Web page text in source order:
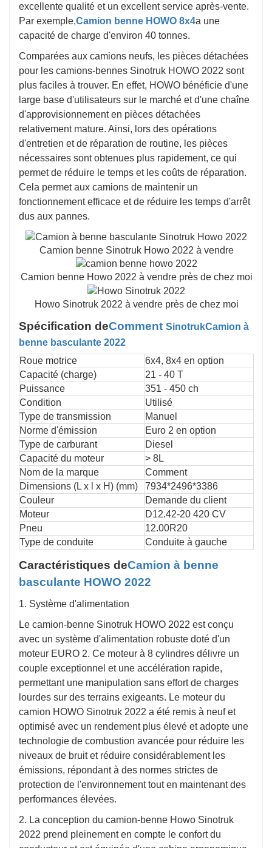
excellente qualité et un excellent service après-vente.
Par exemple,Camion benne HOWO 8x4a une
capacité de charge d'environ 40 tonnes.
Comparées aux camions neufs, les pièces détachées
pour les camions-bennes Sinotruk HOWO 2022 sont
plus faciles à trouver. En effet, HOWO bénéficie d'une
large base d'utilisateurs sur le marché et d'une chaîne
d'approvisionnement en pièces détachées
relativement mature. Ainsi, lors des opérations
d'entretien et de réparation de routine, les pièces
nécessaires sont obtenues plus rapidement, ce qui
permet de réduire le temps et les coûts de réparation.
Cela permet aux camions de maintenir un
fonctionnement efficace et de réduire les temps d'arrêt
dus aux pannes.
Camion benne Sinotruk Howo 2022 à vendre
Camion benne Howo 2022 à vendre près de chez moi
Howo Sinotruk 2022 à vendre près de chez moi
Spécification deComment SinotrukCamion à
benne basculante 2022
Roue motrice
6x4, 8x4 en option
Capacité (charge)
21 - 40 T
Puissance
351 - 450 ch
Condition
Utilisé
Type de transmission
Manuel
Norme d'émission
Euro 2 en option
Type de carburant
Diesel
Capacité du moteur
> 8L
Nom de la marque
Comment
Dimensions (L x l x H) (mm)
7934*2496*3386
Couleur
Demande du client
Moteur
D12.42-20 420 CV
Pneu
12.00R20
Type de conduite
Conduite à gauche
Caractéristiques deCamion à benne
basculante HOWO 2022
1. Système d'alimentation
Le camion-benne Sinotruk HOWO 2022 est conçu
avec un système d'alimentation robuste doté d'un
moteur EURO 2. Ce moteur à 8 cylindres délivre un
couple exceptionnel et une accélération rapide,
permettant une manipulation sans effort de charges
lourdes sur des terrains exigeants. Le moteur du
camion HOWO Sinotruk 2022 a été remis à neuf et
optimisé avec un rendement plus élevé et adopte une
technologie de combustion avancée pour réduire les
niveaux de bruit et réduire considérablement les
émissions, répondant à des normes strictes de
protection de l'environnement tout en maintenant des
performances élevées.
2. La conception du camion-benne Howo Sinotruk
2022 prend pleinement en compte le confort du